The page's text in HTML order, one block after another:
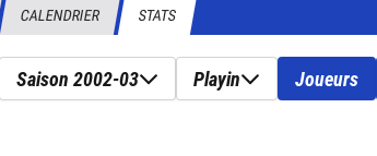
CALENDRIER STATS
Saison 2002-03 Playin Joueurs